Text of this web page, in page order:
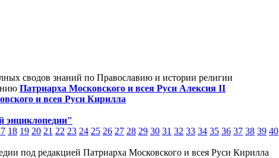
сводов знаний по Православию и истории религии
Патриарха Московского и всея Руси Алексия II
и всея Руси Кирилла
энциклопедии"
18 19 20 21 22 23 24 25 26 27 28 29 30 31 32 33 34 35 36 37 38 39 40
под редакцией Патриарха Московского и всея Руси Кирилла